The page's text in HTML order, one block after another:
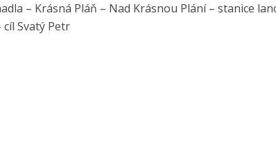
– Krásná Pláň – Nad Krásnou Plání – stanice
Svatý Petr